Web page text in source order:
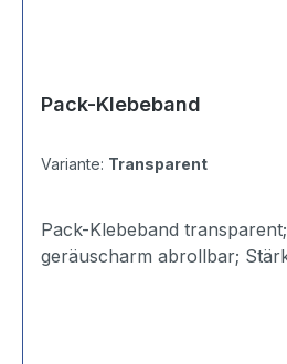
Pack-Klebeband
Variante: Transparent
Pack-Klebeband transparent; 50 mm x 66 m;